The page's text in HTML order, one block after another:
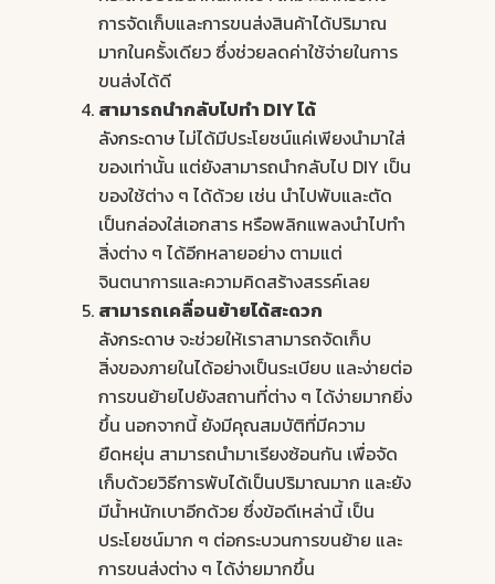
การจัดเก็บและการขนส่งสินค้าได้ปริมาณ
มากในครั้งเดียว ซึ่งช่วยลดค่าใช้จ่ายในการ
ขนส่งได้ดี
สามารถนำกลับไปทำ DIY ได้
ลังกระดาษไม่ได้มีประโยชน์แค่เพียงนำมาใส่
ของเท่านั้น แต่ยังสามารถนำกลับไป DIY เป็น
ของใช้ต่าง ๆ ได้ด้วย เช่น นำไปพับและตัด
เป็นกล่องใส่เอกสาร หรือพลิกแพลงนำไปทำ
สิ่งต่าง ๆ ได้อีกหลายอย่าง ตามแต่
จินตนาการและความคิดสร้างสรรค์เลย
สามารถเคลื่อนย้ายได้สะดวก
ลังกระดาษจะช่วยให้เราสามารถจัดเก็บ
สิ่งของภายในได้อย่างเป็นระเบียบ และง่ายต่อ
การขนย้ายไปยังสถานที่ต่าง ๆ ได้ง่ายมากยิ่ง
ขึ้น นอกจากนี้ ยังมีคุณสมบัติที่มีความ
ยืดหยุ่น สามารถนำมาเรียงซ้อนกัน เพื่อจัด
เก็บด้วยวิธีการพับได้เป็นปริมาณมาก และยัง
มีน้ำหนักเบาอีกด้วย ซึ่งข้อดีเหล่านี้ เป็น
ประโยชน์มาก ๆ ต่อกระบวนการขนย้าย และ
การขนส่งต่าง ๆ ได้ง่ายมากขึ้น